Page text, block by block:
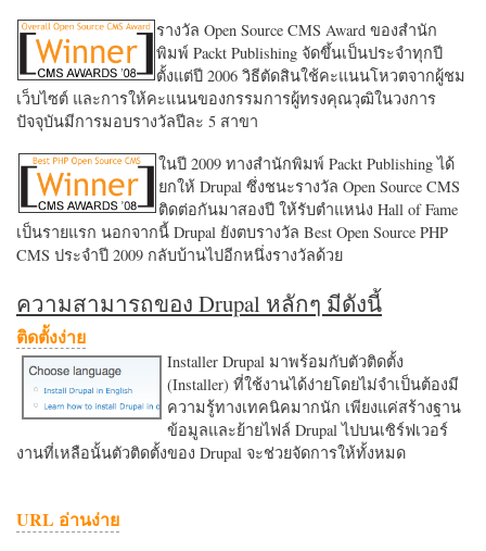
รางวัล Open Source CMS Award ของสำนัก
พิมพ์ Packt Publishing จัดขึ้นเป็นประจำทุกปี
ตั้งแต่ปี 2006 วิธีตัดสินใช้คะแนนโหวตจากผู้ชม
เว็บไซต์ และการให้คะแนนของกรรมการผู้ทรงคุณวุฒิในวงการ
ปัจจุบันมีการมอบรางวัลปีละ 5 สาขา
ในปี 2009 ทางสำนักพิมพ์ Packt Publishing ได้
ยกให้ Drupal ซึ่งชนะรางวัล Open Source CMS
ติดต่อกันมาสองปี ให้รับตำแหน่ง Hall of Fame
เป็นรายแรก นอกจากนี้ Drupal ยังตบรางวัล Best Open Source PHP
CMS ประจำปี 2009 กลับบ้านไปอีกหนึ่งรางวัลด้วย
ความสามารถของ Drupal หลักๆ มีดังนี้
ติดตั้งง่าย
Installer Drupal มาพร้อมกับตัวติดตั้ง
(Installer) ที่ใช้งานได้ง่ายโดยไม่จำเป็นต้องมี
ความรู้ทางเทคนิคมากนัก เพียงแค่สร้างฐาน
ข้อมูลและย้ายไฟล์ Drupal ไปบนเซิร์ฟเวอร์
งานที่เหลือนั้นตัวติดตั้งของ Drupal จะช่วยจัดการให้ทั้งหมด
URL อ่านง่าย